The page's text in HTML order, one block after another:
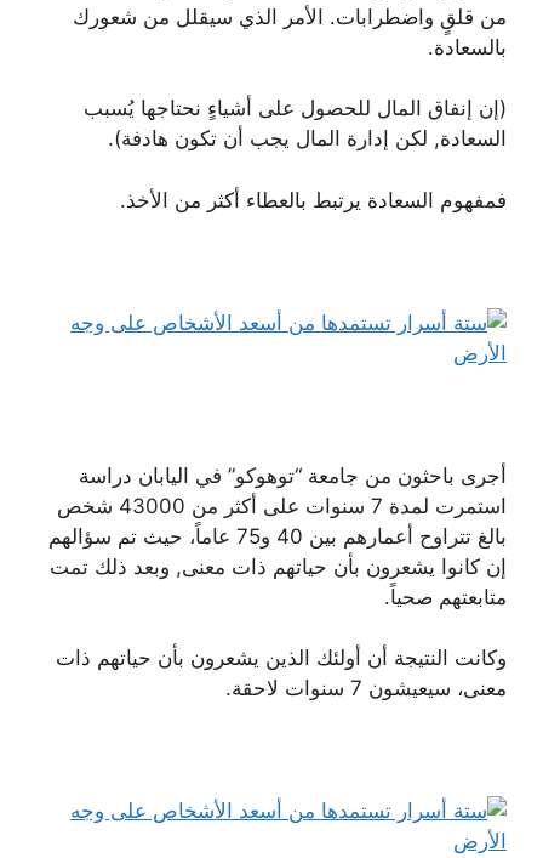
من قلقٍ واضطرابات. الأمر الذي سيقلل من شعورك
بالسعادة.
(إن إنفاق المال للحصول على أشياءٍ نحتاجها يُسبب
السعادة, لكن إدارة المال يجب أن تكون هادفة).
فمفهوم السعادة يرتبط بالعطاء أكثر من الأخذ.
أجرى باحثون من جامعة “توهوكو” في اليابان دراسة
استمرت لمدة 7 سنوات على أكثر من 43000 شخص
بالغ تتراوح أعمارهم بين 40 و75 عاماً، حيث تم سؤالهم
إن كانوا يشعرون بأن حياتهم ذات معنى, وبعد ذلك تمت
متابعتهم صحياً.
وكانت النتيجة أن أولئك الذين يشعرون بأن حياتهم ذات
معنى، سيعيشون 7 سنوات لاحقة.